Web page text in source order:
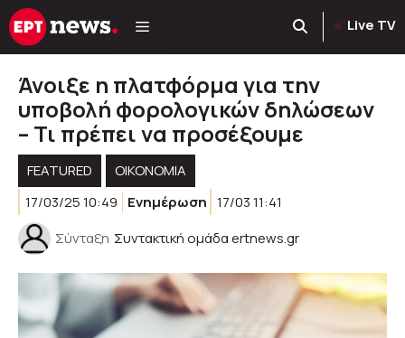
Μετάβαση
σε
Live TV
Άνοιξε η πλατφόρμα για την
υποβολή φορολογικών δηλώσεων
– Τι πρέπει να προσέξουμε
FEATURED
ΟΙΚΟΝΟΜΙΑ
17/03/25 10:49
Ενημέρωση 17/03 11:41
Σύνταξη Συντακτική ομάδα ertnews.gr